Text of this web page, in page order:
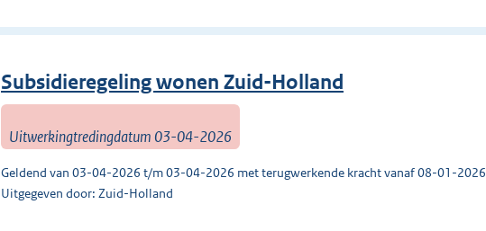
Subsidieregeling wonen Zuid-Holland
Uitwerkingtredingdatum 03-04-2026
Geldend van 03-04-2026 t/m 03-04-2026 met terugwerkende kracht vanaf 08-01-2026
Uitgegeven door: Zuid-Holland